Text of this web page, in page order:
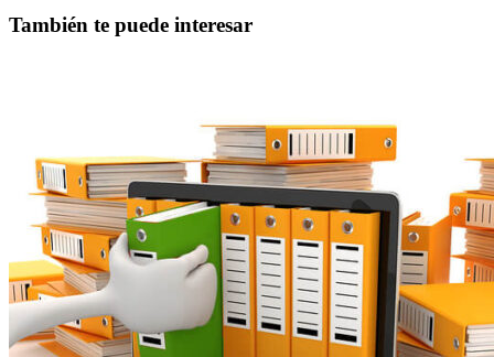
También te puede interesar